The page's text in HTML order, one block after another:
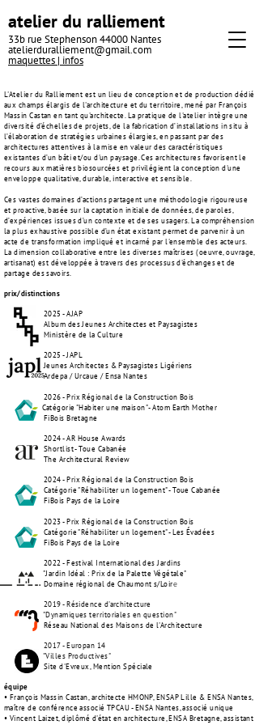
atelier du ralliement
33b rue Stephenson 44000 Nantes
atelierduralliement@gmail.com
maquettes | infos
L'Atelier du Ralliement est un lieu de conception et de production dédié
aux champs élargis de l'architecture et du territoire, mené par François
Massin Castan en tant qu'architecte. La pratique de l'atelier intègre une
diversité d’échelles de projets, de la fabrication d’installations in situ à
l’élaboration de stratégies urbaines élargies, en passant par des
architectures attentives à la mise en valeur des caractéristiques
existantes d’un bâti et/ou d'un paysage. Ces architectures favorisent le
recours aux matières biosourcées et privilégient la conception d'une
enveloppe qualitative, durable, interactive et sensible.
Ces vastes domaines d’actions partagent une méthodologie rigoureuse
et proactive, basée sur la captation initiale de données, de paroles,
d’expériences issues d’un contexte et de ses usagers. La compréhension
la plus exhaustive possible d’un état existant permet de parvenir à un
acte de transformation impliqué et incarné par l'ensemble des acteurs.
La dimension collaborative entre les diverses maîtrises (oeuvre, ouvrage,
artisanat) est développée à travers des processus d'échanges et de
partage dessavoirs.
prix/distinctions
2025 - AJAP
Album des Jeunes Architectes et Paysagistes
Ministère de la Culture
2025 - JAPL
Jeunes Architectes & Paysagistes Ligériens
Ardepa / Urcaue / Ensa Nantes
2026 - Prix Régional de la Construction Bois
Catégorie "Habiter une maison" - Atom Earth Mother
FiBois Bretagne
2024 - AR House Awards
Shortlist - Toue Cabanée
The Architectural Review
2024 - Prix Régional de la Construction Bois
Catégorie "Réhabiliter un logement" - Toue Cabanée
FiBois Pays de la Loire
2023 - Prix Régional de la Construction Bois
Catégorie "Réhabiliter un logement" - Les Évadées
FiBois Pays de la Loire
2022 - Festival International des Jardins
"Jardin Idéal : Prix de la Palette Végétale"
Domaine régional de Chaumont s/Loire
2019 - Résidence d'architecture
"Dynamiques territoriales en question"
Réseau National des Maisons de l'Architecture
2017 - Europan 14
"Villes Productives"
Site d'Evreux, Mention Spéciale
équipe
• François Massin Castan, architecte HMONP, ENSAP Lille & ENSA Nantes,
maître de conférence associé TPCAU - ENSA Nantes, associé unique
• Vincent Laizet, diplômé d'état en architecture, ENSA Bretagne, assistant